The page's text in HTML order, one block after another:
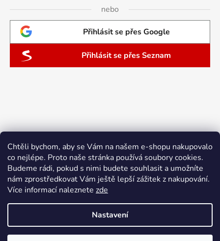
Chtěli bychom, aby se Vám na našem e-shopu nakupovalo
co nejlépe. Proto naše stránka používá soubory cookies.
Budeme rádi, pokud s nimi budete souhlasit a umožníte
nám zprostředkovat Vám ještě lepší zážitek z nakupování.
Více informací naleznete zde
Nastavení
nebo
Přihlásit se přes Google
Přihlásit se přes Seznam
Vytvořil Shoptet